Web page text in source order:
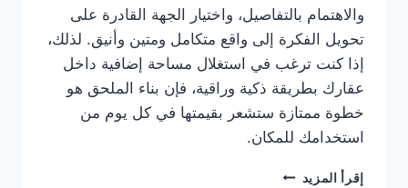
والاهتمام بالتفاصيل، واختيار الجهة القادرة على
تحويل الفكرة إلى واقع متكامل ومتين وأنيق. لذلك،
إذا كنت ترغب في استغلال مساحة إضافية داخل
عقارك بطريقة ذكية وراقية، فإن بناء الملحق هو
خطوة ممتازة ستشعر بقيمتها في كل يوم من
استخدامك للمكان.
إقرأ المزيد بناء